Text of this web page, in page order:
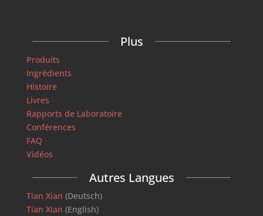
Plus
Produits
Ingrédients
Histoire
Livres
Rapports de Laboratoire
Conférences
FAQ
Vidéos
Autres Langues
Tian Xian (Deutsch)
Tian Xian (English)